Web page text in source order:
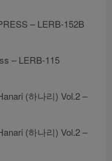
– LERB-152B
– LERB-115
(하나리) Vol.2 –
(하나리) Vol.2 –